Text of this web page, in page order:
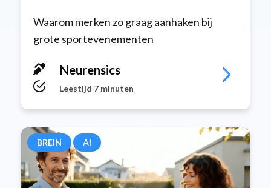
Waarom merken zo graag aanhaken bij
grote sportevenementen
Neurensics
Leestijd 7 minuten
BREIN AI